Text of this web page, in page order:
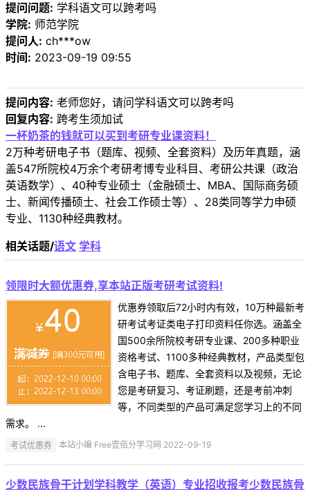
提问问题: 学科语文可以跨考吗
学院: 师范学院
提问人: ch***ow
时间: 2023-09-19 09:55
提问内容: 老师您好，请问学科语文可以跨考吗
回复内容: 跨考生须加试
一杯奶茶的钱就可以买到考研专业课资料！
2万种考研电子书（题库、视频、全套资料）及历年真题，涵
盖547所院校4万余个考研考博专业科目、考研公共课（政治
英语数学）、40种专业硕士（金融硕士、MBA、国际商务硕
士、新闻传播硕士、社会工作硕士等）、28类同等学力申硕
专业、1130种经典教材。
相关话题/语文 学科
领限时大额优惠券,享本站正版考研考试资料!
优惠券领取后72小时内有效，10万种最新考
研考试考证类电子打印资料任你选。涵盖全
国500余所院校考研专业课、200多种职业
资格考试、1100多种经典教材，产品类型包
含电子书、题库、全套资料以及视频，无论
您是考研复习、考证刷题，还是考前冲刺
等，不同类型的产品可满足您学习上的不同
需求。 ...
考试优惠券 本站小编 Free壹佰分学习网 2022-09-19
少数民族骨干计划学科教学（英语）专业招收报考少数民族骨